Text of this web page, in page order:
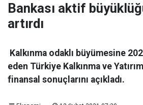
Bankası aktif
artırdı
Kalkınma odaklı büyümesine
eden Türkiye Kalkınma ve
finansal sonuçlarını açıkladı.